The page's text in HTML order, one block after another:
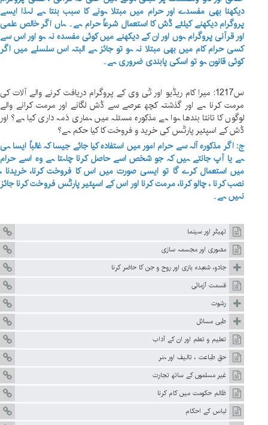
دیکھنا بھی مفسدے اور حرام میں مبتلا ہونے کا سبب بنتا ہے لہذا ایسے
پروگرام دیکھنے کیلئے ڈش کا استعمال شرعاً حرام ہے۔ ہاں اگر خالص علمی
اور قرآنی پروگرام ہوں اور ان کے دیکھنے میں کوئی مفسدہ نہ ہو اور اس سے
کسی حرام کام میں بھی مبتلا نہ ہو تو جائز ہے البتہ اس سلسلے میں اگر
کوئی قانون ہو تو اسکی پابندی ضروری ہے۔
س1217: میرا کام ریڈیو اور ٹی وی کے پروگرام دریافت کرنے والے آلات کی
مرمت کرنا ہے اور گذشتہ کچھ عرصے سے ڈش لگانے اور مرمت کرانے والے
لوگوں کا تانتا بندھا ہوا ہے مذکورہ مسئلہ میں ہماری ذمہ داری کیا ہے؟ اور
ڈش کے اسپئیر پارٹس کی خرید و فروخت کا کیا حکم ہے؟
ج: اگر مذکورہ آلہ سے حرام امور میں استفادہ کیا جائے جیسا کہ غالباً ایسا ہی
ہے یا آپ جانتے ہیں کہ جو شخص اسے حاصل کرنا چاہتا ہے وہ اسے حرام
میں استعمال کرے گا تو ایسی صورت میں اس کا فروخت کرنا، خریدنا ،
نصب کرنا ، چالو کرنا، مرمت کرنا اور اس کے اسپئیر پارٹس فروخت کرنا جائز
نہیں ہے۔
تھیٹر اور سینما
مصوری اور مجسمہ سازی
جادو، شعبدہ بازی اور روح و جن کا حاضر کرنا
قسمت آزمائی
رشوت
طبی مسائل
تعلیم و تعلم اور ان کے آداب
حقِ طباعت ، تالیف اور ہنر
غیر مسلموں کے ساتھ تجارت
ظالم حکومت میں کام کرنا
لباس کے احکام